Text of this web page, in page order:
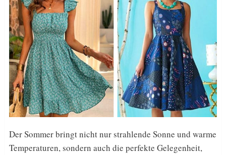
Der Sommer bringt nicht nur strahlende Sonne und warme
Temperaturen, sondern auch die perfekte Gelegenheit,